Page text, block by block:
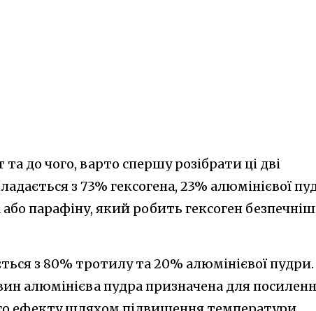
до чого, варто спершу розібрати ці дві
з 73% гексогена, 23% алюмінієвої
парафіну, який робить гексоген
з 80% тротилу та 20% алюмінієвої пудри.
алюмінієва пудра призначена для